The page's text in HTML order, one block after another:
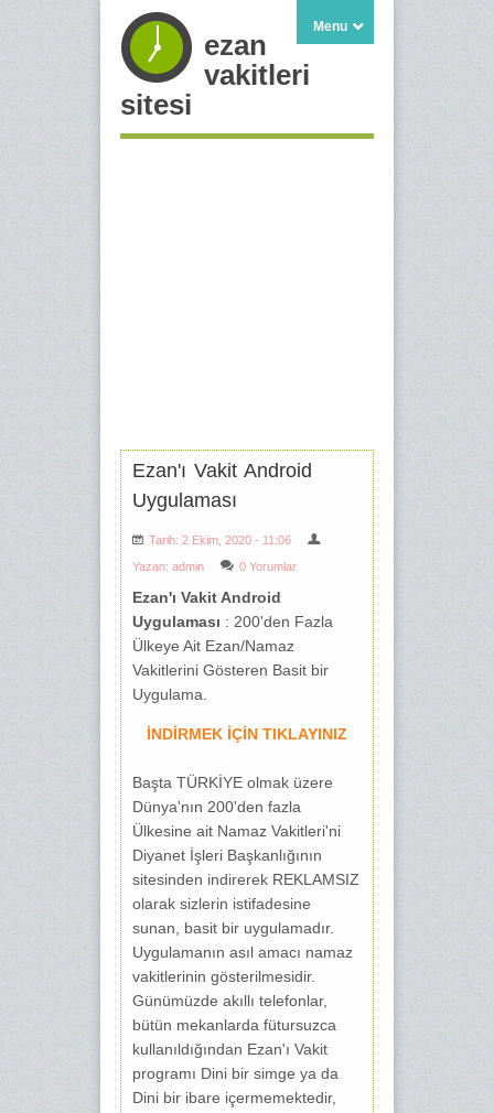
ezan
vakitleri
sitesi
Menu
Ezan'ı Vakit Android
Uygulaması
Tarih: 2 Ekim, 2020 - 11:06
Yazan: admin 0 Yorumlar
Ezan'ı Vakit Android
Uygulaması : 200'den Fazla
Ülkeye Ait Ezan/Namaz
Vakitlerini Gösteren Basit bir
Uygulama.
İNDİRMEK İÇİN TIKLAYINIZ
Başta TÜRKİYE olmak üzere
Dünya'nın 200'den fazla
Ülkesine ait Namaz Vakitleri'ni
Diyanet İşleri Başkanlığının
sitesinden indirerek REKLAMSIZ
olarak sizlerin istifadesine
sunan, basit bir uygulamadır.
Uygulamanın asıl amacı namaz
vakitlerinin gösterilmesidir.
Günümüzde akıllı telefonlar,
bütün mekanlarda fütursuzca
kullanıldığından Ezan'ı Vakit
programı Dini bir simge ya da
Dini bir ibare içermemektedir,